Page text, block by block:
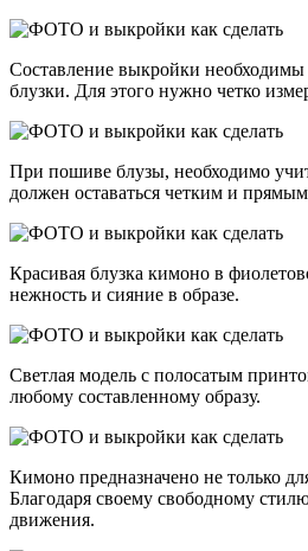
Составление выкройки
блузки. Для этого нужно четко
При пошиве блузы, необходимо
должен оставаться четким и
Красивая блузка кимоно в
нежность и сияние в образе.
Светлая модель с полосатым
любому составленному образу.
Кимоно предназначено не только
Благодаря своему свободному
движения.